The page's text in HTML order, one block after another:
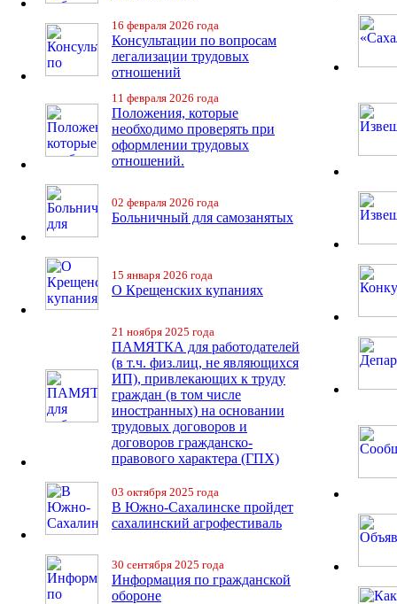
16 февраля 2026 года
Консультации по вопросам
легализации трудовых
отношений
11 февраля 2026 года
Положения, которые
необходимо проверять при
оформлении трудовых
отношений.
02 февраля 2026 года
Больничный для самозанятых
15 января 2026 года
О Крещенских купаниях
21 ноября 2025 года
ПАМЯТКА для работодателей
(в т.ч. физ.лиц, не являющихся
ИП), привлекающих к труду
граждан (в том числе
иностранных) на основании
трудовых договоров и
договоров гражданско-
правового характера (ГПХ)
03 октября 2025 года
В Южно-Сахалинске пройдет
сахалинский агрофестиваль
30 сентября 2025 года
Информация по гражданской
обороне